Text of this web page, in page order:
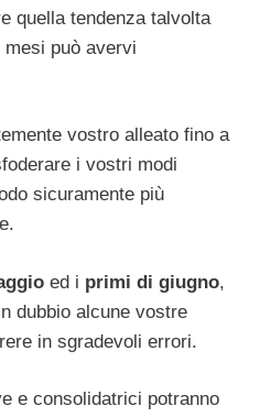
quella tendenza talvolta
può avervi
vostro alleato fino a
i vostri modi
sicuramente più
ed i primi di giugno,
dubbio alcune vostre
in sgradevoli errori.
e consolidatrici potranno